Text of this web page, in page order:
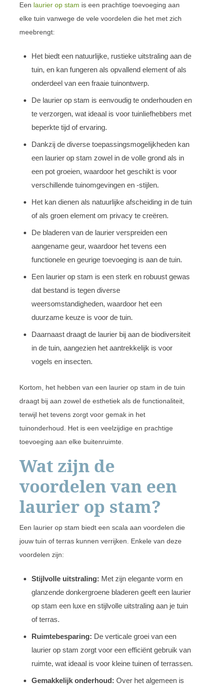
Een laurier op stam is een prachtige toevoeging aan
elke tuin vanwege de vele voordelen die het met zich
meebrengt:
Het biedt een natuurlijke, rustieke uitstraling aan de
tuin, en kan fungeren als opvallend element of als
onderdeel van een fraaie tuinontwerp.
De laurier op stam is eenvoudig te onderhouden en
te verzorgen, wat ideaal is voor tuinliefhebbers met
beperkte tijd of ervaring.
Dankzij de diverse toepassingsmogelijkheden kan
een laurier op stam zowel in de volle grond als in
een pot groeien, waardoor het geschikt is voor
verschillende tuinomgevingen en -stijlen.
Het kan dienen als natuurlijke afscheiding in de tuin
of als groen element om privacy te creëren.
De bladeren van de laurier verspreiden een
aangename geur, waardoor het tevens een
functionele en geurige toevoeging is aan de tuin.
Een laurier op stam is een sterk en robuust gewas
dat bestand is tegen diverse
weersomstandigheden, waardoor het een
duurzame keuze is voor de tuin.
Daarnaast draagt de laurier bij aan de biodiversiteit
in de tuin, aangezien het aantrekkelijk is voor
vogels en insecten.
Kortom, het hebben van een laurier op stam in de tuin
draagt bij aan zowel de esthetiek als de functionaliteit,
terwijl het tevens zorgt voor gemak in het
tuinonderhoud. Het is een veelzijdige en prachtige
toevoeging aan elke buitenruimte.
Wat zijn de
voordelen van een
laurier op stam?
Een laurier op stam biedt een scala aan voordelen die
jouw tuin of terras kunnen verrijken. Enkele van deze
voordelen zijn:
Stijlvolle uitstraling: Met zijn elegante vorm en
glanzende donkergroene bladeren geeft een laurier
op stam een luxe en stijlvolle uitstraling aan je tuin
of terras.
Ruimtebesparing: De verticale groei van een
laurier op stam zorgt voor een efficiënt gebruik van
ruimte, wat ideaal is voor kleine tuinen of terrassen.
Gemakkelijk onderhoud: Over het algemeen is